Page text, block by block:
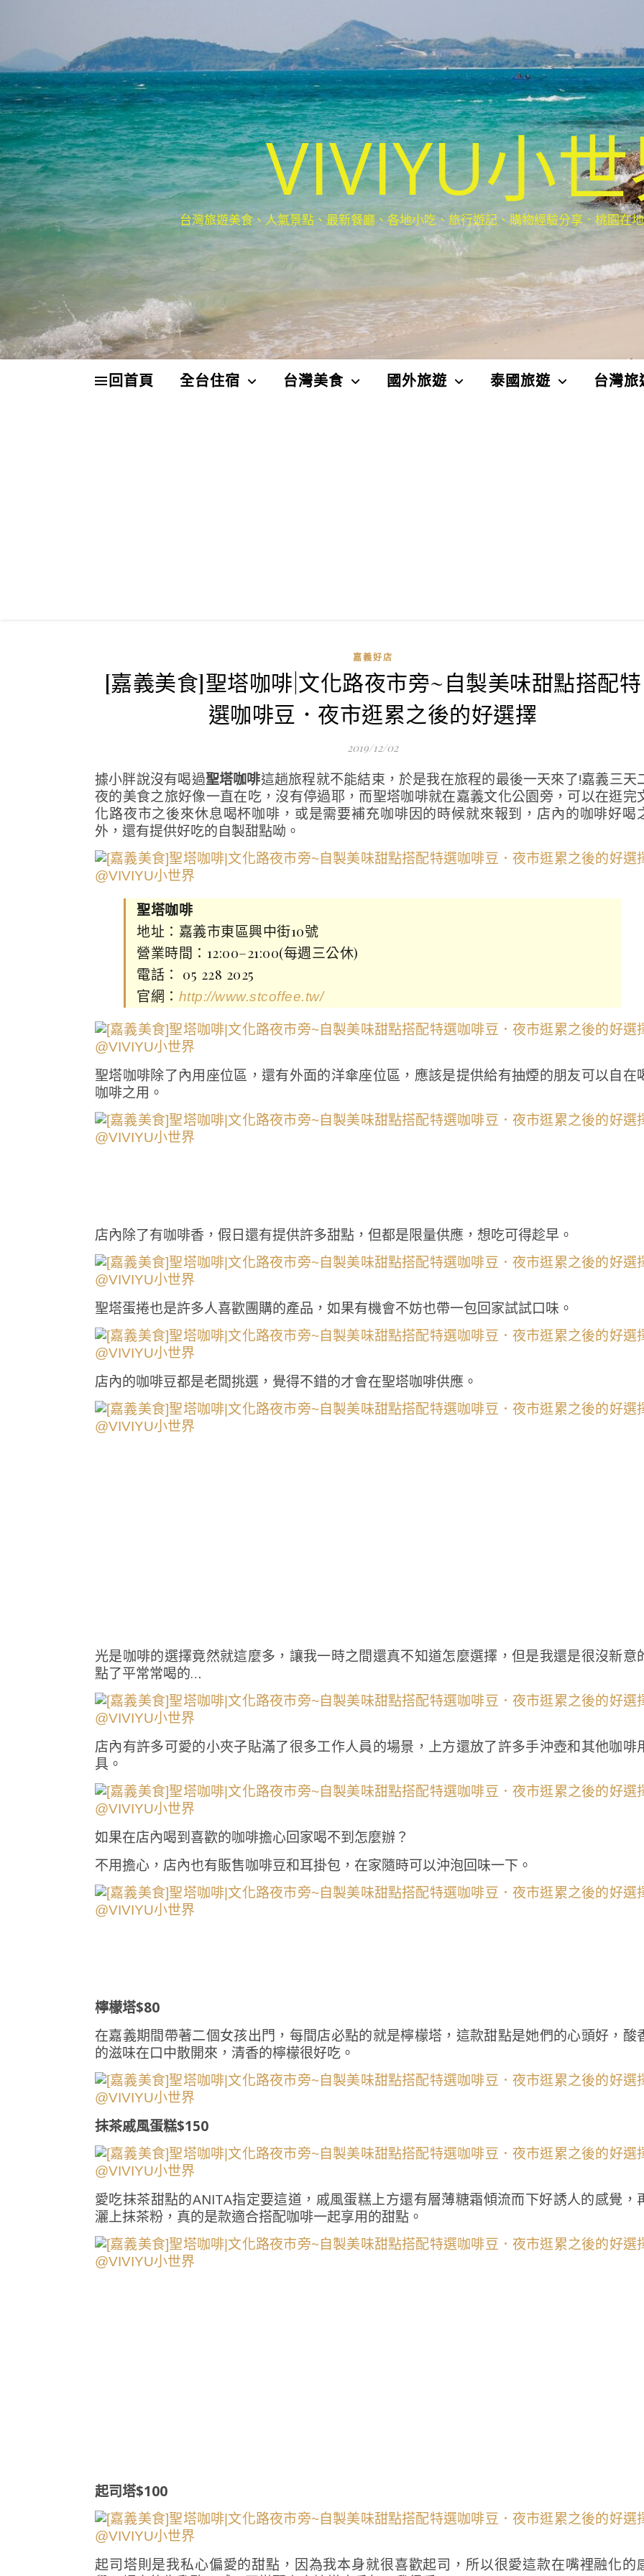
VIVIYU小
台灣旅遊美食、人氣景點、最新餐廳、各地小吃、旅行遊記、購物經驗分享．桃園在
回首頁 全台住宿 台灣美食 國外旅遊 泰國旅遊 台灣旅
嘉義好店
[嘉義美食]聖塔咖啡|文化路夜市旁~自製美味甜點搭配特
選咖啡豆．夜市逛累之後的好選擇
2019/12/02
據小胖說沒有喝過聖塔咖啡這趟旅程就不能結束，於是我在旅程的最後一天來了!嘉義三天
夜的美食之旅好像一直在吃，沒有停過耶，而聖塔咖啡就在嘉義文化公園旁，可以在逛完
化路夜市之後來休息喝杯咖啡，或是需要補充咖啡因的時候就來報到，店內的咖啡好喝
外，還有提供好吃的自製甜點呦。
聖塔咖啡
地址：嘉義市東區興中街10號
營業時間：12:00–21:00(每週三公休)
電話： 05 228 2025
官網： http://www.stcoffee.tw/
聖塔咖啡除了內用座位區，還有外面的洋傘座位區，應該是提供給有抽煙的朋友可以自在
咖啡之用。
店內除了有咖啡香，假日還有提供許多甜點，但都是限量供應，想吃可得趁早。
聖塔蛋捲也是許多人喜歡團購的產品，如果有機會不妨也帶一包回家試試口味。
店內的咖啡豆都是老闆挑選，覺得不錯的才會在聖塔咖啡供應。
光是咖啡的選擇竟然就這麼多，讓我一時之間還真不知道怎麼選擇，但是我還是很沒新意
點了平常常喝的…
店內有許多可愛的小夾子貼滿了很多工作人員的場景，上方還放了許多手沖壺和其他咖啡
具。
如果在店內喝到喜歡的咖啡擔心回家喝不到怎麼辦？
不用擔心，店內也有販售咖啡豆和耳掛包，在家隨時可以沖泡回味一下。
檸檬塔$80
在嘉義期間帶著二個女孩出門，每間店必點的就是檸檬塔，這款甜點是她們的心頭好，酸
的滋味在口中散開來，清香的檸檬很好吃。
抹茶戚風蛋糕$150
愛吃抹茶甜點的ANITA指定要這道，戚風蛋糕上方還有層薄糖霜傾流而下好誘人的感覺，
灑上抹茶粉，真的是款適合搭配咖啡一起享用的甜點。
起司塔$100
起司塔則是我私心偏愛的甜點，因為我本身就很喜歡起司，所以很愛這款在嘴裡融化的